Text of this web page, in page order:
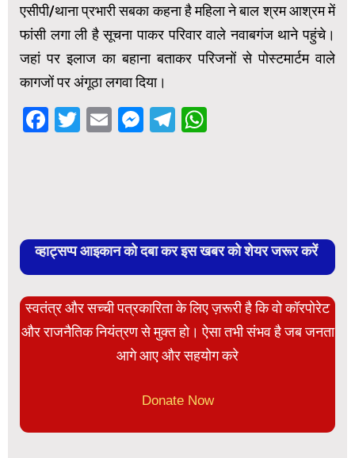
एसीपी/थाना प्रभारी सबका कहना है महिला ने बाल श्रम आश्रम में
फांसी लगा ली है सूचना पाकर परिवार वाले नवाबगंज थाने पहुंचे।
जहां पर इलाज का बहाना बताकर परिजनों से पोस्टमार्टम वाले
कागजों पर अंगूठा लगवा दिया।
Facebook
Twitter
EmailMessenger
Telegram
व्हाट्सप्प आइकान को दबा कर इस खबर को शेयर जरूर करें
स्वतंत्र और सच्ची पत्रकारिता के लिए ज़रूरी है कि वो कॉरपोरेट
और राजनैतिक नियंत्रण से मुक्त हो। ऐसा तभी संभव है जब जनता
आगे आए और सहयोग करे
Donate Now